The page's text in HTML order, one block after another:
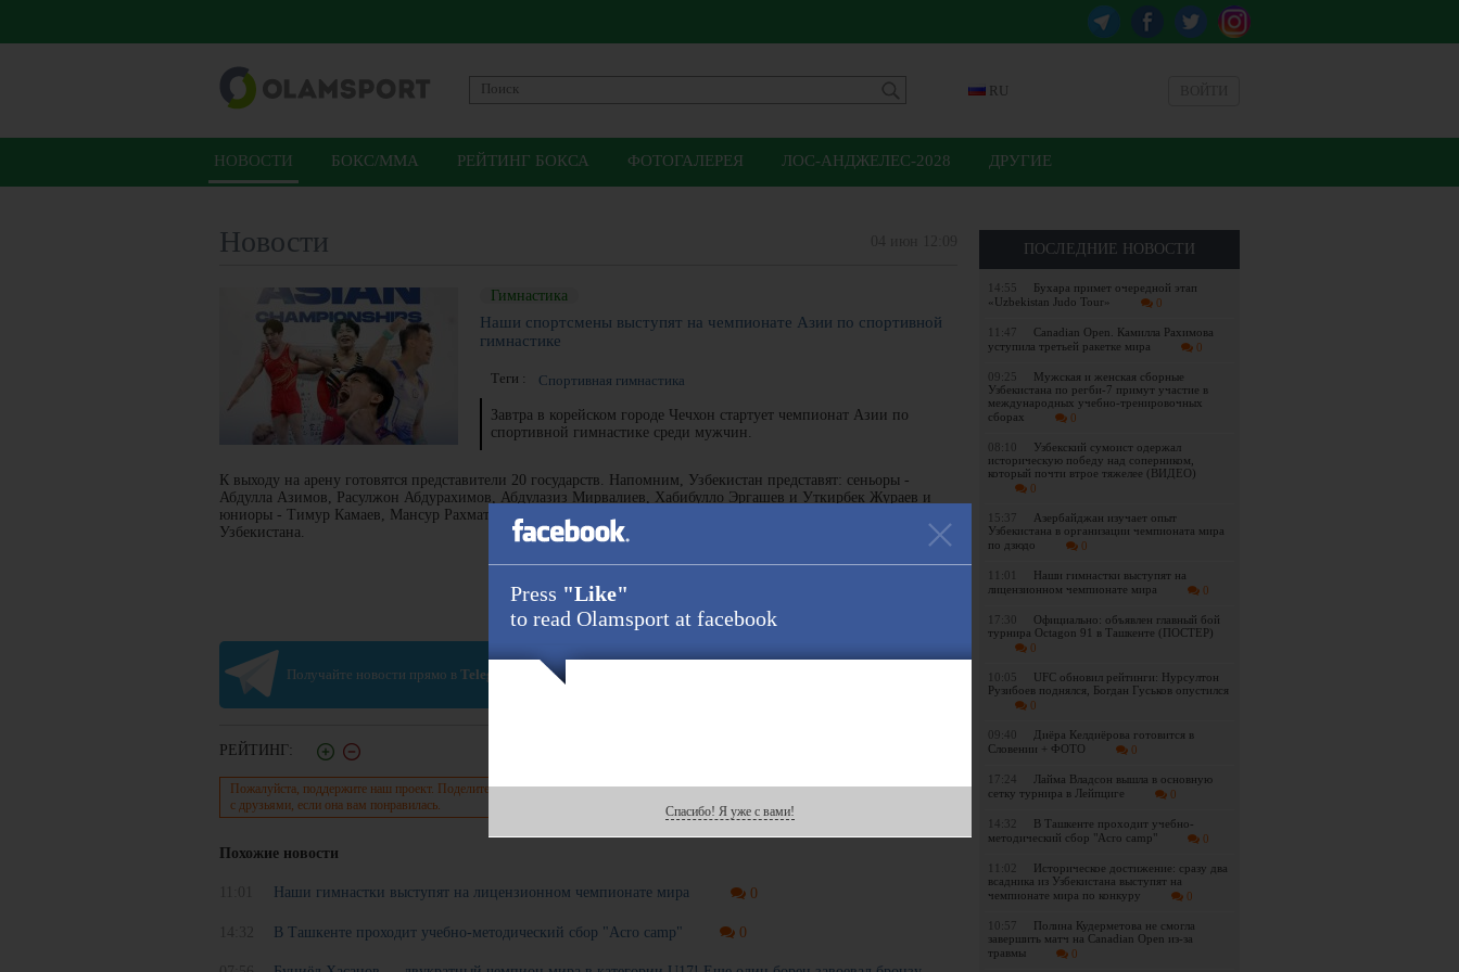
RU
НОВОСТИ БОКС/ММА РЕЙТИНГ БОКСА ФОТОГАЛЕРЕЯ ЛОС-АНДЖЕЛЕС-2028 ДРУГИЕ
ПОСЛЕДНИЕ НОВОСТИ
14:55
Бухара примет очередной этап
«Uzbekistan Judo Tour»
0
11:47
Canadian Open. Камилла Рахимова
уступила третьей ракетке мира
0
09:25
Мужская и женская сборные
Узбекистана по регби-7 примут участие в
международных учебно-тренировочных
сборах
0
08:10
Узбекский сумоист одержал
историческую победу над соперником,
который почти втрое тяжелее (ВИДЕО)
0
15:37
Азербайджан изучает опыт
Узбекистана в организации чемпионата мира
по дзюдо
0
11:01
Наши гимнастки выступят на
лицензионном чемпионате мира
0
17:30
Официально: объявлен главный бой
турнира Octagon 91 в Ташкенте (ПОСТЕР)
0
10:05
UFC обновил рейтинги: Нурсултон
Рузибоев поднялся, Богдан Гуськов опустился
0
09:40
Диёра Келдиёрова готовится в
Словении + ФОТО
0
17:24
Лайма Владсон вышла в основную
сетку турнира в Лейпциге
0
14:32
В Ташкенте проходит учебно-
методический сбор "Acro camp"
0
11:02
Историческое достижение: сразу два
всадника из Узбекистана выступят на
чемпионате мира по конкуру
0
10:57
Полина Кудерметова не смогла
завершить матч на Canadian Open из-за
травмы
0
Новости
Гимнастика
Наши спортсмены выступят на чемпионате Азии по спортивной
гимнастике
Теги : Спортивная гимнастика
Завтра в корейском городе Чечхон стартует чемпионат Азии по
спортивной гимнастике среди мужчин.
К выходу на арену готовятся представители 20 государств. Напомним, Узбекистан представят: сеньоры -
Абдулла Азимов, Расулжон Абдурахимов, Абдулазиз Мирвалиев, Хабибулло Эргашев и Уткирбек Жураев и
юниоры - Тимур Камаев, Мансур Рахматов и Сарвар Абулфаизов, - сообщает федерация гимнастики
Узбекистана.
Получайте новости прямо в Telegram
РЕЙТИНГ:
Пожалуйста, поддержите наш проект. Поделитесь данной новостью
с друзьями, если она вам понравилась.
Похожие новости
Наши гимнастки выступят на лицензионном чемпионате мира 0
В Ташкенте проходит учебно-методический сбор "Acro camp" 0
Press "Like"
to read Olamsport at facebook
Спасибо! Я уже с вами!